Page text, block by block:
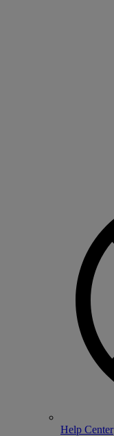
Help Center